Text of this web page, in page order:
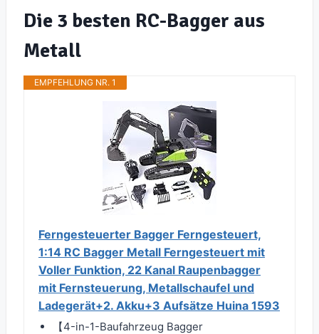
Die 3 besten RC-Bagger aus
Metall
EMPFEHLUNG NR. 1
Ferngesteuerter Bagger Ferngesteuert,
1:14 RC Bagger Metall Ferngesteuert mit
Voller Funktion, 22 Kanal Raupenbagger
mit Fernsteuerung, Metallschaufel und
Ladegerät+2. Akku+3 Aufsätze Huina 1593
【4-in-1-Baufahrzeug Bagger